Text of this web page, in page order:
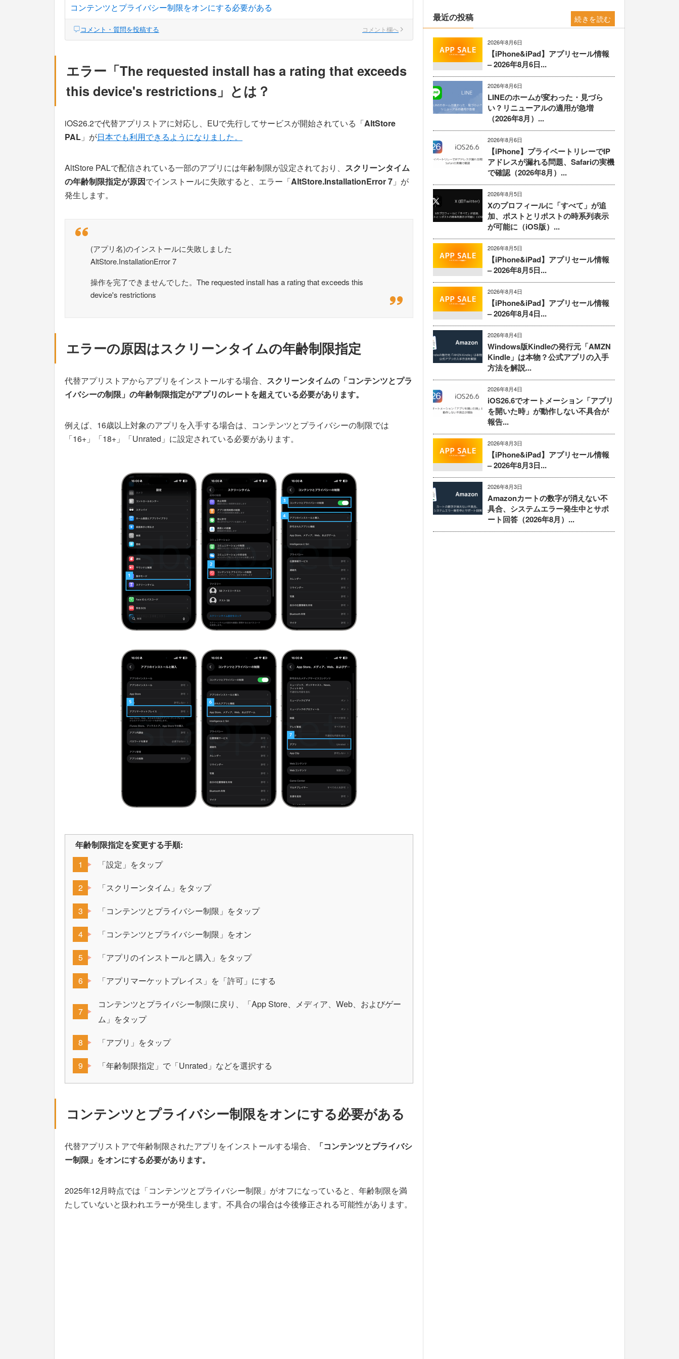
コンテンツとプライバシー制限をオンにする必要がある
コメント・質問を投稿する コメント欄へ
エラー「The requested install has a rating that exceeds
this device's restrictions」とは？
iOS26.2で代替アプリストアに対応し、EUで先行してサービスが開始されている「AltStore
PAL 」が日本でも利用できるようになりました。
AltStore PALで配信されている一部のアプリには年齢制限が設定されており、 スクリーンタイム
の年齢制限指定が原因でインストールに失敗すると、エラー「AltStore.InstallationError 7 」が
発生します。
(アプリ名)のインストールに失敗しました
AltStore.InstallationError 7
操作を完了できませんでした。The requested install has a rating that exceeds this
device's restrictions
エラーの原因はスクリーンタイムの年齢制限指定
代替アプリストアからアプリをインストールする場合、 スクリーンタイムの「コンテンツとプラ
イバシーの制限」の年齢制限指定がアプリのレートを超えている必要があります。
例えば、16歳以上対象のアプリを入手する場合は、コンテンツとプライバシーの制限では
「16+」「18+」「Unrated」に設定されている必要があります。
年齢制限指定を変更する手順:
「設定」をタップ
「スクリーンタイム」をタップ
「コンテンツとプライバシー制限」をタップ
「コンテンツとプライバシー制限」をオン
「アプリのインストールと購入」をタップ
「アプリマーケットプレイス」を「許可」にする
コンテンツとプライバシー制限に戻り、「App Store、メディア、Web、およびゲー
ム」をタップ
「アプリ」をタップ
「年齢制限指定」で「Unrated」などを選択する
コンテンツとプライバシー制限をオンにする必要がある
代替アプリストアで年齢制限されたアプリをインストールする場合、
「コンテンツとプライバシ
ー制限」をオンにする必要があります。
2025年12月時点では「コンテンツとプライバシー制限」がオフになっていると、年齢制限を満
たしていないと扱われエラーが発生します。不具合の場合は今後修正される可能性があります。
最近の投稿
2026年8月6日
【iPhone&iPad】アプリセール情報
– 2026年8月6日...
2026年8月6日
LINEのホームが変わった・見づら
い？リニューアルの適用が急増
（2026年8月）...
2026年8月6日
【iPhone】プライベートリレーでIP
アドレスが漏れる問題、Safariの実機
で確認（2026年8月）...
2026年8月5日
Xのプロフィールに「すべて」が追
加、ポストとリポストの時系列表示
が可能に（iOS版）...
2026年8月5日
【iPhone&iPad】アプリセール情報
– 2026年8月5日...
2026年8月4日
【iPhone&iPad】アプリセール情報
– 2026年8月4日...
2026年8月4日
Windows版Kindleの発行元「AMZN
Kindle」は本物？公式アプリの入手
方法を解説...
2026年8月4日
iOS26.6でオートメーション「アプリ
を開いた時」が動作しない不具合が
報告...
2026年8月3日
【iPhone&iPad】アプリセール情報
– 2026年8月3日...
2026年8月3日
Amazonカートの数字が消えない不
具合、システムエラー発生中とサポ
ート回答（2026年8月）...
続きを読む